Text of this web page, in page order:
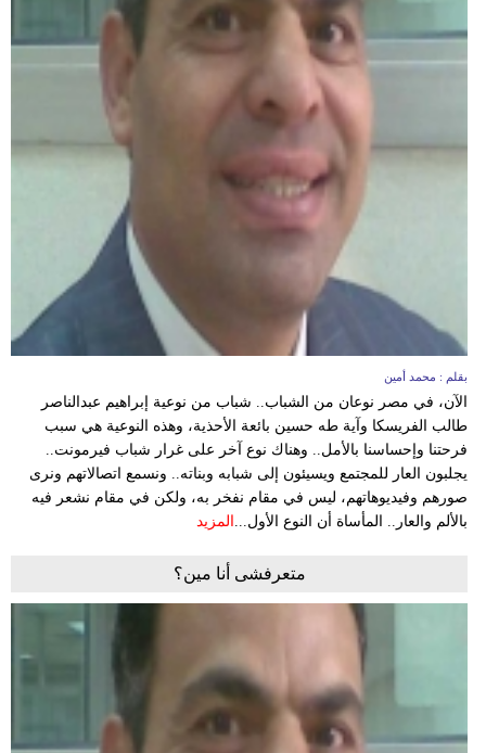
بقلم : محمد أمين
الآن، في مصر نوعان من الشباب.. شباب من نوعية إبراهيم عبدالناصر
طالب الفريسكا وآية طه حسين بائعة الأحذية، وهذه النوعية هي سبب
فرحتنا وإحساسنا بالأمل.. وهناك نوع آخر على غرار شباب فيرمونت..
يجلبون العار للمجتمع ويسيئون إلى شبابه وبناته.. ونسمع اتصالاتهم ونرى
صورهم وفيديوهاتهم، ليس في مقام نفخر به، ولكن في مقام نشعر فيه
بالألم والعار.. المأساة أن النوع الأول... المزيد
متعرفشى أنا مين؟